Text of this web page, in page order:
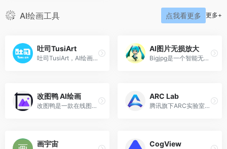
AI绘画工具 点我看更多 更多+
吐司TusiArt
吐司TusiArt，AI绘画工具免费体验
AI图片无损放大
Bigjpg是一个智能无损免费放大图片，图片转换分辨率，把模糊图片变清晰的在线工具
改图鸭 AI绘画
改图鸭是一款在线图像处理工具
ARC Lab
腾讯旗下ARC实验室推出的ARC Lab的研究有助于提升人机交互体验并推动智能化技术在社会生活中的应用
画宇宙 CogView